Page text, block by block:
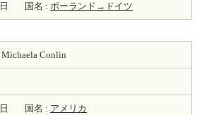
国名 : ポーランド→ドイツ
Michaela Conlin
国名 : アメリカ